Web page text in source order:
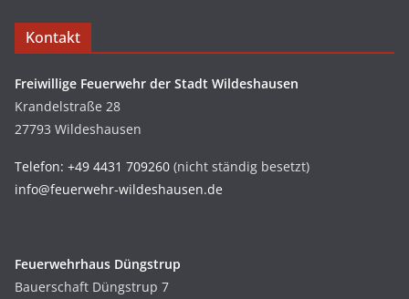
Kontakt
Freiwillige Feuerwehr der Stadt Wildeshausen
Krandelstraße 28
27793 Wildeshausen
Telefon: +49 4431 709260 (nicht ständig besetzt)
info@feuerwehr-wildeshausen.de
Feuerwehrhaus Düngstrup
Bauerschaft Düngstrup 7